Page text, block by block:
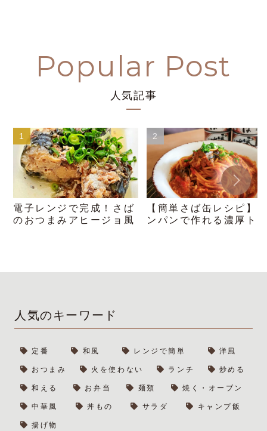
人気記事
電子レンジで完成！さば
のおつまみアヒージョ風
【簡単さば缶レシピ】
ンパンで作れる濃厚ト
人気のキーワード
定番 和風 レンジで簡単 洋風
おつまみ 火を使わない ランチ 炒める
和える お弁当 麺類 焼く・オーブン
中華風 丼もの サラダ キャンプ飯
揚げ物